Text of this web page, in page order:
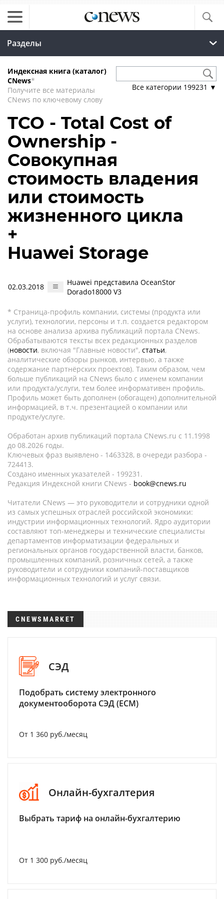
Разделы
Индексная книга (каталог)
CNews*
Получите все материалы
CNews по ключевому слову
Все категории 199231 ▼
TCO - Total Cost of
Ownership -
Совокупная
стоимость владения
или стоимость
жизненного цикла
+
Huawei Storage
02.03.2018
Huawei представила OceanStor
Dorado18000 V3
* Страница-профиль компании, системы (продукта или
услуги), технологии, персоны и т.п. создается редактором
на основе анализа архива публикаций портала CNews.
Обрабатываются тексты всех редакционных разделов
(новости, включая "Главные новости", статьи,
аналитические обзоры рынков, интервью, а также
содержание партнёрских проектов). Таким образом, чем
больше публикаций на CNews было с именем компании
или продукта/услуги, тем более информативен профиль.
Профиль может быть дополнен (обогащен) дополнительной
информацией, в т.ч. презентацией о компании или
продукте/услуге.
Обработан архив публикаций портала CNews.ru c 11.1998
до 08.2026 годы.
Ключевых фраз выявлено - 1463328, в очереди разбора -
724413.
Создано именных указателей - 199231.
Редакция Индексной книги CNews - book@cnews.ru
Читатели CNews — это руководители и сотрудники одной
из самых успешных отраслей российской экономики:
индустрии информационных технологий. Ядро аудитории
составляют топ-менеджеры и технические специалисты
департаментов информатизации федеральных и
региональных органов государственной власти, банков,
промышленных компаний, розничных сетей, а также
руководители и сотрудники компаний-поставщиков
информационных технологий и услуг связи.
CNEWSMARKET
СЭД
Подобрать систему электронного
документооборота СЭД (ECM)
От 1 360 руб./месяц
Онлайн-бухгалтерия
Выбрать тариф на онлайн-бухгалтерию
От 1 300 руб./месяц